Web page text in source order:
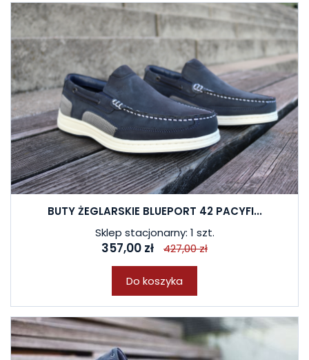
BUTY ŻEGLARSKIE BLUEPORT 42 PACYFI...
Sklep stacjonarny: 1 szt.
357,00 zł 427,00 zł
Do koszyka